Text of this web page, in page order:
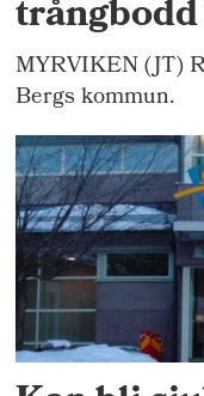
MYRVIKEN (JT)
Bergs kommun.